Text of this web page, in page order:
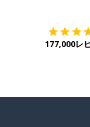
177,000レ